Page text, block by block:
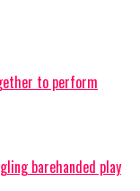
to perform
barehanded play